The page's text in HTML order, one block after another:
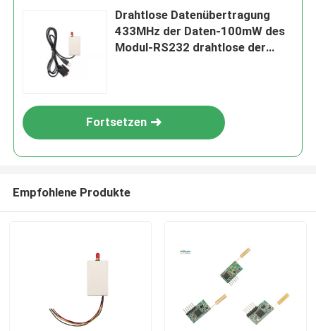
Drahtlose Datenübertragung
433MHz der Daten-100mW des
Modul-RS232 drahtlose der
Fortsetzen
Empfohlene Produkte